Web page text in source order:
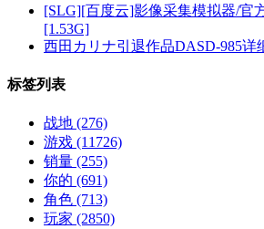
[SLG][百度云]影像采集模拟器/官
[1.53G]
西田カリナ引退作品DASD-985详
标签列表
战地 (276)
游戏 (11726)
销量 (255)
你的 (691)
角色 (713)
玩家 (2850)